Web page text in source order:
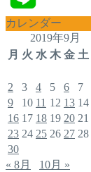
カレンダー
2019年9月
月 火 水 木 金 土
2
3 4 5 6 7
9
10 11 12 13 14
16 17 18 19 20 21
23 24 25 26 27 28
30
« 8月
10月 »